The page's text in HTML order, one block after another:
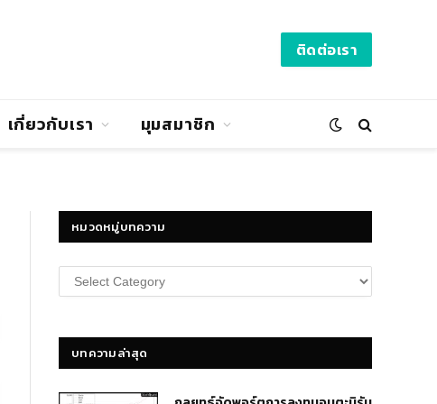
ติดต่อเรา
เกี่ยวกับเรา มุมสมาชิก
หมวดหมู่บทความ
หมวด
หมู่
บทความล่าสุด